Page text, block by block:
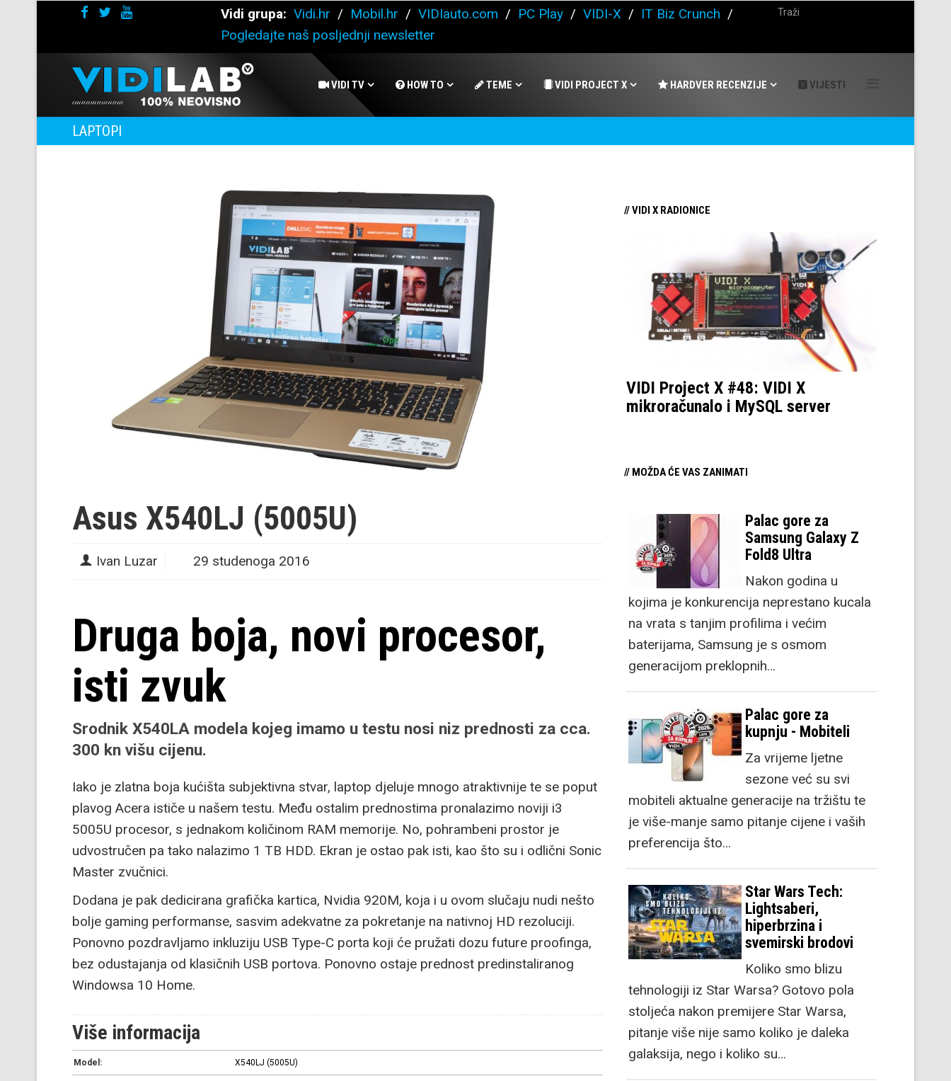
Vidi grupa: Vidi.hr / Mobil.hr / VIDIauto.com / PC Play / VIDI-X / IT Biz Crunch /
Pogledajte naš posljednji newsletter
VIDI TV HOW TO TEME VIDI PROJECT X HARDVER RECENZIJE VIJESTI
LAPTOPI
Asus X540LJ (5005U)
Ivan Luzar 29 studenoga 2016
Druga boja, novi procesor,
isti zvuk
Srodnik X540LA modela kojeg imamo u testu nosi niz prednosti za cca.
300 kn višu cijenu.
Iako je zlatna boja kućišta subjektivna stvar, laptop djeluje mnogo atraktivnije te se poput
plavog Acera ističe u našem testu. Među ostalim prednostima pronalazimo noviji i3
5005U procesor, s jednakom količinom RAM memorije. No, pohrambeni prostor je
udvostručen pa tako nalazimo 1 TB HDD. Ekran je ostao pak isti, kao što su i odlični Sonic
Master zvučnici.
Dodana je pak dedicirana grafička kartica, Nvidia 920M, koja i u ovom slučaju nudi nešto
bolje gaming performanse, sasvim adekvatne za pokretanje na nativnoj HD rezoluciji.
Ponovno pozdravljamo inkluziju USB Type-C porta koji će pružati dozu future proofinga,
bez odustajanja od klasičnih USB portova. Ponovno ostaje prednost predinstaliranog
Windowsa 10 Home.
Više informacija
Model: X540LJ (5005U)
// VIDI X RADIONICE
VIDI Project X #48: VIDI X
mikroračunalo i MySQL server
// MOŽDA ĆE VAS ZANIMATI
Palac gore za
Samsung Galaxy Z
Fold8 Ultra
Nakon godina u
kojima je konkurencija neprestano kucala
na vrata s tanjim profilima i većim
baterijama, Samsung je s osmom
generacijom preklopnih…
Palac gore za
kupnju - Mobiteli
Za vrijeme ljetne
sezone već su svi
mobiteli aktualne generacije na tržištu te
je više-manje samo pitanje cijene i vaših
preferencija što…
Star Wars Tech:
Lightsaberi,
hiperbrzina i
svemirski brodovi
Koliko smo blizu
tehnologiji iz Star Warsa? Gotovo pola
stoljeća nakon premijere Star Warsa,
pitanje više nije samo koliko je daleka
galaksija, nego i koliko su…